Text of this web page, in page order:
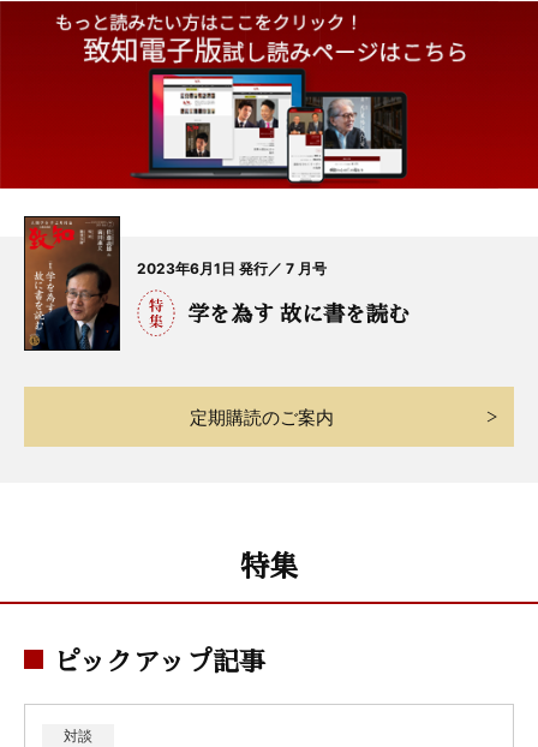
2023年6月1日 発行／ 7 月号
学を為す 故に書を読む
定期購読のご案内
特集
ピックアップ記事
対談